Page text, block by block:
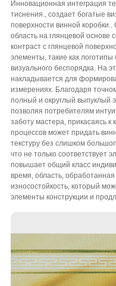
Инновационная интеграция
тиснения., создает богатые
поверхности винной
область на глянцевой основе
контраст с глянцевой
элементы, такие как
визуального беспорядка. На
накладывается для
измерениях. Благодаря
полный и округлый выпуклый
позволяя потребителям
заботу мастера, прикасаясь к
процессов может придать
текстуру без слишком
что не только соответствует
повышает общий класс
время, область,
износостойкость, который
элементы конструкции и